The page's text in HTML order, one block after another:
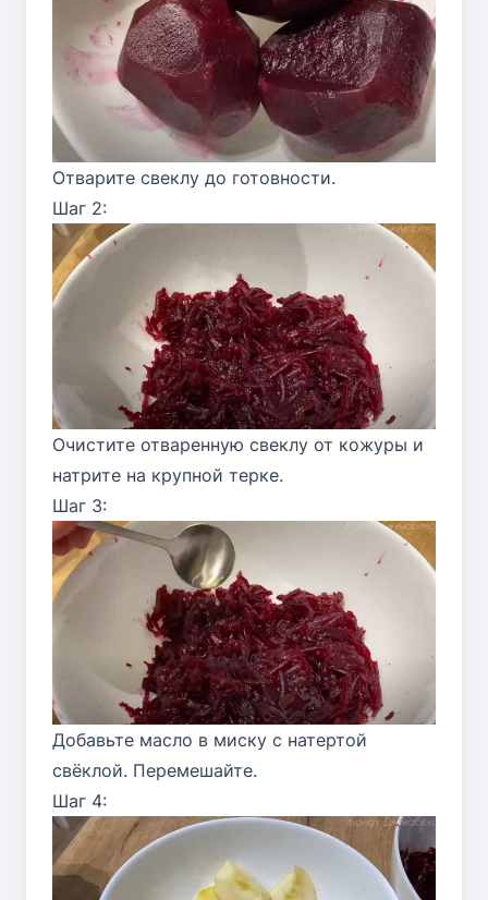
Отварите свеклу до готовности.
Шаг 2:
Очистите отваренную свеклу от кожуры и
натрите на крупной терке.
Шаг 3:
Добавьте масло в миску с натертой
свёклой. Перемешайте.
Шаг 4: